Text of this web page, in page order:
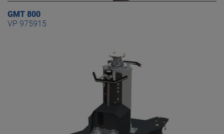
GMT 800
VP 975915